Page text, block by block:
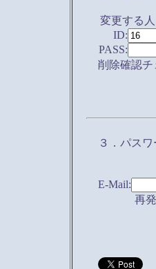
変更する人
ID:
PASS:
削除確認
３．パス
E-Mail:
再